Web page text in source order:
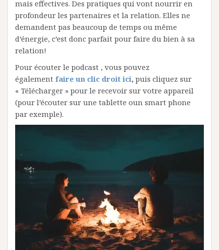
mais effectives. Des pratiques qui vont nourrir en
profondeur les partenaires et la relation. Elles ne
demandent pas beaucoup de temps ou même
d’énergie, c’est donc parfait pour faire du bien à sa
relation!
Pour écouter le podcast , vous pouvez
également faire un clic droit ici, puis cliquez sur
« Télécharger » pour le recevoir sur votre appareil
(pour l’écouter sur une tablette oun smart phone
par exemple).